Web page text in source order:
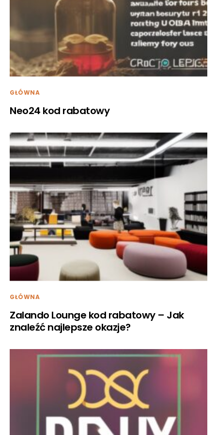
GŁÓWNA
Neo24 kod rabatowy
GŁÓWNA
Zalando Lounge kod rabatowy – Jak
znaleźć najlepsze okazje?